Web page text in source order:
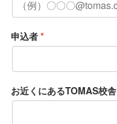
申込者
お近くにあるTOMAS校舎